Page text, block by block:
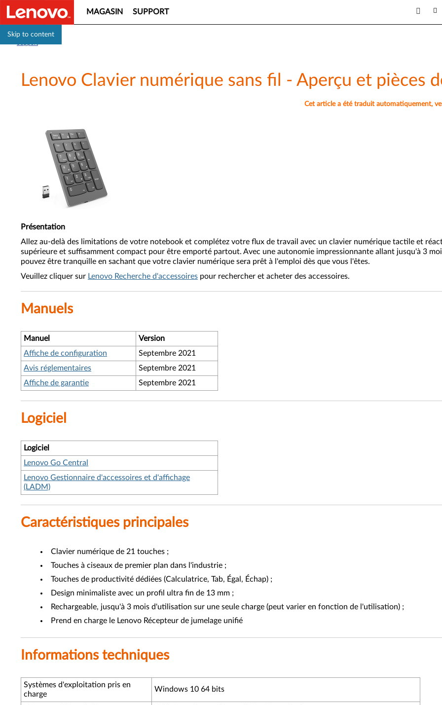
Skip to content
MAGASIN SUPPORT
Lenovo Clavier numérique sans fil - Aperçu et pièces
Cet article a été traduit automatiquement,
Présentation
Allez au-delà des limitations de votre notebook et complétez votre flux de travail avec un clavier numérique tactile et
supérieure et suffisamment compact pour être emporté partout. Avec une autonomie impressionnante allant jusqu'à 3
pouvez être tranquille en sachant que votre clavier numérique sera prêt à l'emploi dès que vous l'êtes.
Veuillez cliquer sur Lenovo Recherche d'accessoires pour rechercher et acheter des accessoires.
Manuels
Manuel
Version
Affiche de configuration
Septembre 2021
Avis réglementaires
Septembre 2021
Affiche de garantie
Septembre 2021
Logiciel
Logiciel
Lenovo Go Central
Lenovo Gestionnaire d'accessoires et d'affichage
(LADM)
Caractéristiques principales
Clavier numérique de 21 touches ;
Touches à ciseaux de premier plan dans l'industrie ;
Touches de productivité dédiées (Calculatrice, Tab, Égal, Échap) ;
Design minimaliste avec un profil ultra fin de 13 mm ;
Rechargeable, jusqu'à 3 mois d'utilisation sur une seule charge (peut varier en fonction de l'utilisation) ;
Prend en charge le Lenovo Récepteur de jumelage unifié
Informations techniques
Systèmes d'exploitation pris en
charge
Windows 10 64 bits